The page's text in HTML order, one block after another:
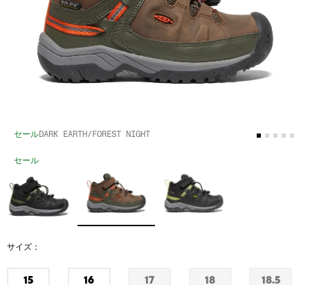
セールDARK EARTH/FOREST NIGHT
セール
サイズ：
15 16 17 18 18.5